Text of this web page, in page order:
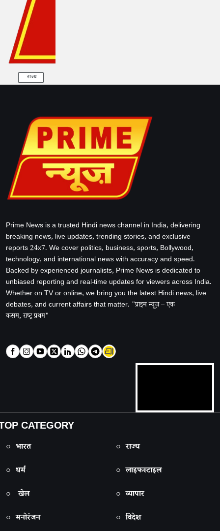
राज्य
Prime News is a trusted Hindi news channel in India, delivering
breaking news, live updates, trending stories, and exclusive
reports 24x7. We cover politics, business, sports, Bollywood,
technology, and international news with accuracy and speed.
Backed by experienced journalists, Prime News is dedicated to
unbiased reporting and real-time updates for viewers across India.
Whether on TV or online, we bring you the latest Hindi news, live
debates, and current affairs that matter. "प्राइम न्यूज़ – एक
कसम, राष्ट्र प्रथम"
CATEGORY
○ भारत
○ राज्य
○ धर्म
○ लाइफस्टाइल
○ खेल
○ व्यापार
○ मनोरंजन
○ विदेश